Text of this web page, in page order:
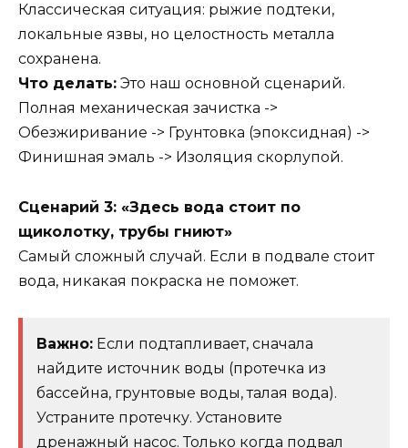
Классическая ситуация: рыжие подтеки,
локальные язвы, но целостность металла
сохранена.
Что делать: Это наш основной сценарий.
Полная механическая зачистка ->
Обезжиривание -> Грунтовка (эпоксидная) ->
Финишная эмаль -> Изоляция скорлупой.
Сценарий 3: «Здесь вода стоит по
щиколотку, трубы гниют»
Самый сложный случай. Если в подвале стоит
вода, никакая покраска не поможет.
Важно: Если подтапливает, сначала
найдите источник воды (протечка из
бассейна, грунтовые воды, талая вода).
Устраните протечку. Установите
дренажный насос. Только когда подвал